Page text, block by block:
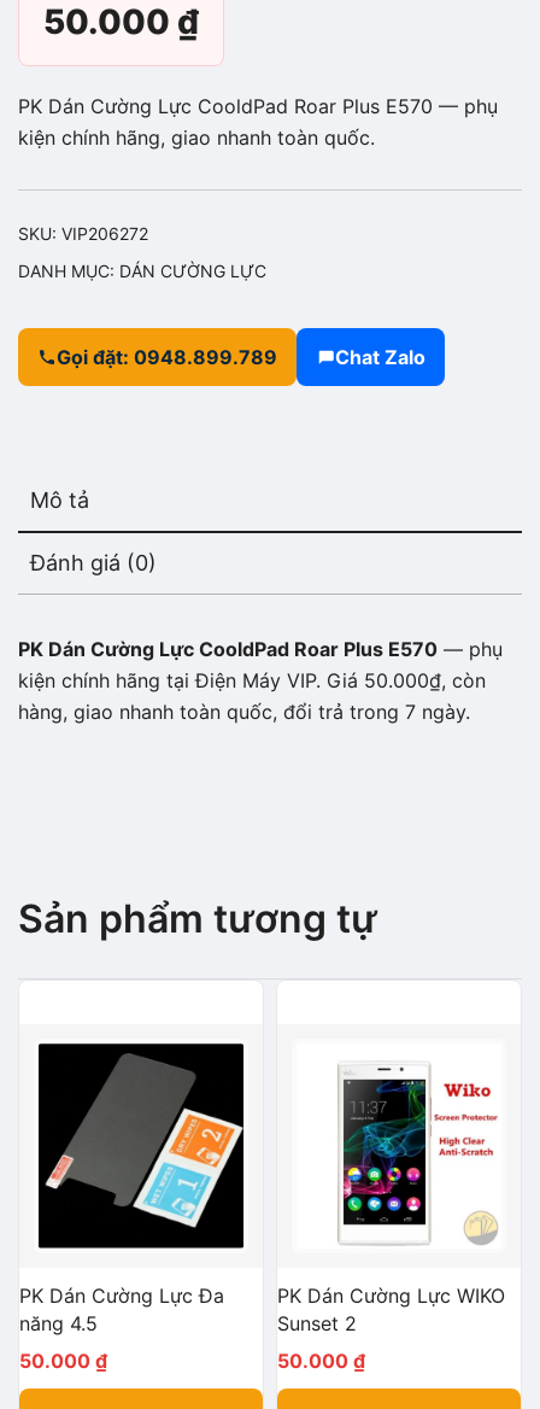
50.000 ₫
PK Dán Cường Lực CooldPad Roar Plus E570 — phụ
kiện chính hãng, giao nhanh toàn quốc.
SKU: VIP206272
DANH MỤC: DÁN CƯỜNG LỰC
Gọi đặt: 0948.899.789 Chat Zalo
Mô tả
Đánh giá (0)
PK Dán Cường Lực CooldPad Roar Plus E570 — phụ
kiện chính hãng tại Điện Máy VIP. Giá 50.000₫, còn
hàng, giao nhanh toàn quốc, đổi trả trong 7 ngày.
Sản phẩm tương tự
PK Dán Cường Lực Đa
năng 4.5
50.000 ₫
PK Dán Cường Lực WIKO
Sunset 2
50.000 ₫